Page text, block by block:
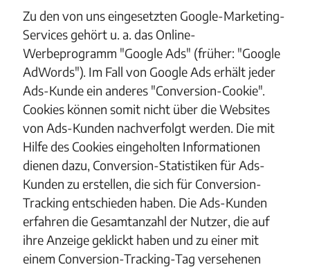
Zu den von uns eingesetzten Google-Marketing-
Services gehört u. a. das Online-
Werbeprogramm "Google Ads" (früher: "Google
AdWords"). Im Fall von Google Ads erhält jeder
Ads-Kunde ein anderes "Conversion-Cookie".
Cookies können somit nicht über die Websites
von Ads-Kunden nachverfolgt werden. Die mit
Hilfe des Cookies eingeholten Informationen
dienen dazu, Conversion-Statistiken für Ads-
Kunden zu erstellen, die sich für Conversion-
Tracking entschieden haben. Die Ads-Kunden
erfahren die Gesamtanzahl der Nutzer, die auf
ihre Anzeige geklickt haben und zu einer mit
einem Conversion-Tracking-Tag versehenen